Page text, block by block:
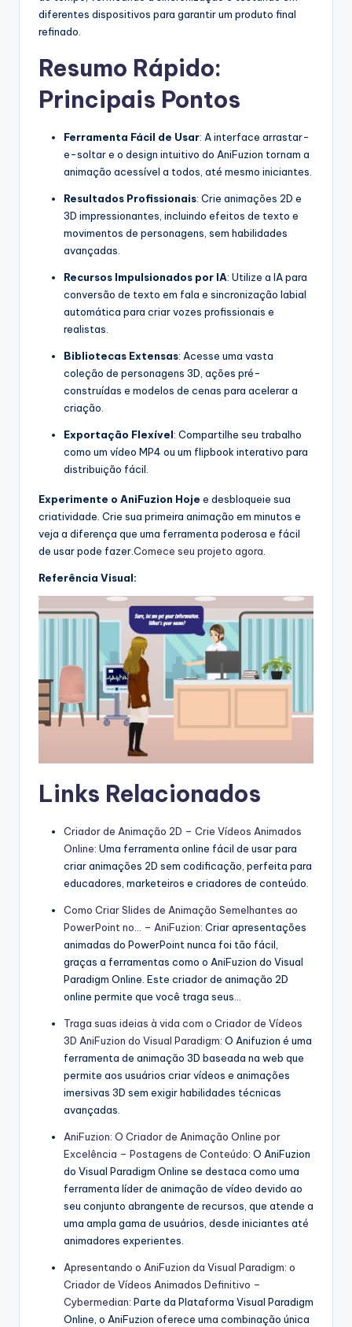
diferentes dispositivos para garantir um produto final
refinado.
Resumo Rápido:
Principais Pontos
Ferramenta Fácil de Usar: A interface arrastar-
e-soltar e o design intuitivo do AniFuzion tornam a
animação acessível a todos, até mesmo iniciantes.
Resultados Profissionais: Crie animações 2D e
3D impressionantes, incluindo efeitos de texto e
movimentos de personagens, sem habilidades
avançadas.
Recursos Impulsionados por IA: Utilize a IA para
conversão de texto em fala e sincronização labial
automática para criar vozes profissionais e
realistas.
Bibliotecas Extensas: Acesse uma vasta
coleção de personagens 3D, ações pré-
construídas e modelos de cenas para acelerar a
criação.
Exportação Flexível: Compartilhe seu trabalho
como um vídeo MP4 ou um flipbook interativo para
distribuição fácil.
Experimente o AniFuzion Hoje e desbloqueie sua
criatividade. Crie sua primeira animação em minutos e
veja a diferença que uma ferramenta poderosa e fácil
de usar pode fazer.Comece seu projeto agora
Referência Visual:
Links Relacionados
Criador de Animação 2D – Crie Vídeos Animados
Online: Uma ferramenta online fácil de usar para
criar animações 2D sem codificação, perfeita para
educadores, marketeiros e criadores de conteúdo.
Como Criar Slides de Animação Semelhantes ao
PowerPoint no… – AniFuzion: Criar apresentações
animadas do PowerPoint nunca foi tão fácil,
graças a ferramentas como o AniFuzion do Visual
Paradigm Online. Este criador de animação 2D
online permite que você traga seus…
Traga suas ideias à vida com o Criador de Vídeos
3D AniFuzion do Visual Paradigm: O Anifuzion é uma
ferramenta de animação 3D baseada na web que
permite aos usuários criar vídeos e animações
imersivas 3D sem exigir habilidades técnicas
avançadas.
AniFuzion: O Criador de Animação Online por
Excelência – Postagens de Conteúdo: O AniFuzion
do Visual Paradigm Online se destaca como uma
ferramenta líder de animação de vídeo devido ao
seu conjunto abrangente de recursos, que atende a
uma ampla gama de usuários, desde iniciantes até
animadores experientes.
Apresentando o AniFuzion da Visual Paradigm: o
Criador de Vídeos Animados Definitivo –
Cybermedian: Parte da Plataforma Visual Paradigm
Online, o AniFuzion oferece uma combinação única